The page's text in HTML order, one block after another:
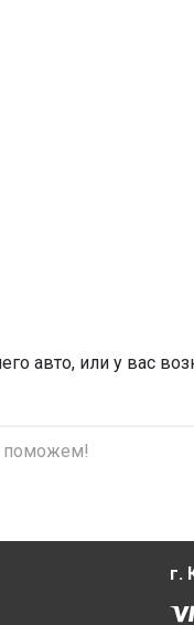
авто, или у вас
поможем!
г.